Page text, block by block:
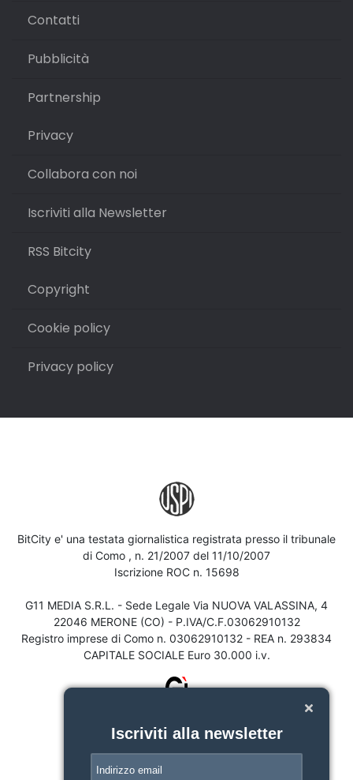
Contatti
Pubblicità
Partnership
Privacy
Collabora con noi
Iscriviti alla Newsletter
RSS Bitcity
Copyright
Cookie policy
Privacy policy
BitCity e' una testata giornalistica registrata presso il tribunale
di Como , n. 21/2007 del 11/10/2007
Iscrizione ROC n. 15698
G11 MEDIA S.R.L. - Sede Legale Via NUOVA VALASSINA, 4
22046 MERONE (CO) - P.IVA/C.F.03062910132
Registro imprese di Como n. 03062910132 - REA n. 293834
CAPITALE SOCIALE Euro 30.000 i.v.
Iscriviti alla newsletter